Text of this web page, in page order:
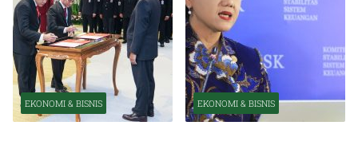
EKONOMI & BISNIS EKONOMI & BISNIS